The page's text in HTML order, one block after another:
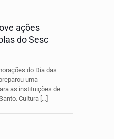
ações
do Sesc
do Dia das
uma
as instituições de
Cultura […]